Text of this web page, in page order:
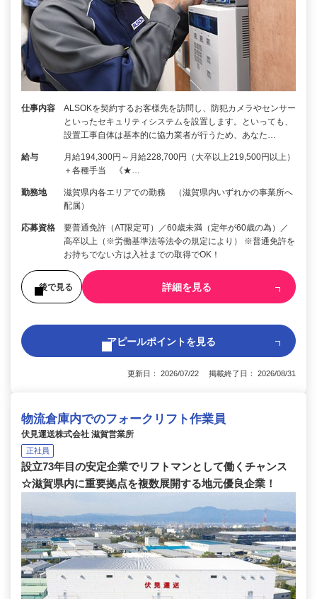
仕事内容
ALSOKを契約するお客様先を訪問し、防犯カメラやセンサー
といったセキュリティシステムを設置します。といっても、
設置工事自体は基本的に協力業者が行うため、あなた…
給与
月給194,300円～月給228,700円（大卒以上219,500円以上）
＋各種手当 《★…
勤務地
滋賀県内各エリアでの勤務 （滋賀県内いずれかの事業所へ
配属）
応募資格
要普通免許（AT限定可）／60歳未満（定年が60歳の為）／
高卒以上（※労働基準法等法令の規定により） ※普通免許を
お持ちでない方は入社までの取得でOK！
後で見る 詳細を見る
アピールポイントを見る
更新日： 2026/07/22 掲載終了日： 2026/08/31
物流倉庫内でのフォークリフト作業員
伏見運送株式会社 滋賀営業所
正社員
設立73年目の安定企業でリフトマンとして働くチャンス
☆滋賀県内に重要拠点を複数展開する地元優良企業！